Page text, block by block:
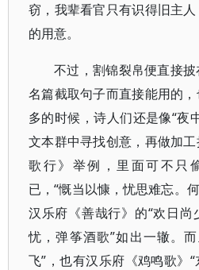
窃，我辈看官只有识得旧主
的用意。
不过，割锦裂帛便直接
名篇截取句子而直接能用的
多的时候，诗人们还是像“夜
文本群中寻找创意，再做加
歌行》举例，里面可不只
已，“慨当以慷，忧思难忘。
汉乐府《善哉行》的“欢日
忧，弹筝酒歌”如出一辙。
飞”，也有汉乐府《鸡鸣歌》